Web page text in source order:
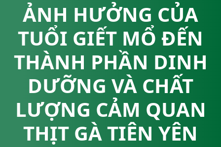
ẢNH HƯỞNG CỦA
TUỔI GIẾT MỔ ĐẾN
THÀNH PHẦN DINH
DƯỠNG VÀ CHẤT
LƯỢNG CẢM QUAN
THỊT GÀ TIÊN YÊN